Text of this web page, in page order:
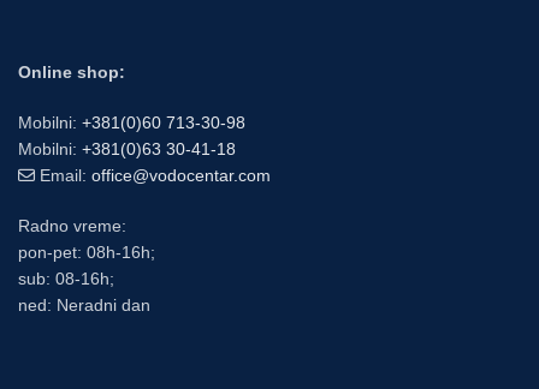
Online shop:
Mobilni: +381(0)60 713-30-98
Mobilni: +381(0)63 30-41-18
Email: office@vodocentar.com
Radno vreme:
pon-pet: 08h-16h;
sub: 08-16h;
ned: Neradni dan